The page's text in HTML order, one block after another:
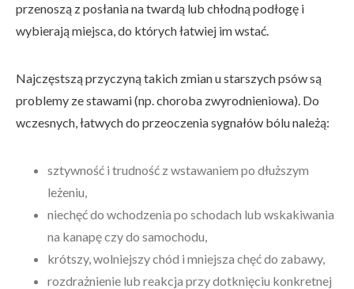
przenoszą z posłania na twardą lub chłodną podłogę i
wybierają miejsca, do których łatwiej im wstać.
Najczęstszą przyczyną takich zmian u starszych psów są
problemy ze stawami (np. choroba zwyrodnieniowa). Do
wczesnych, łatwych do przeoczenia sygnałów bólu należą:
sztywność i trudność z wstawaniem po dłuższym
leżeniu,
niechęć do wchodzenia po schodach lub wskakiwania
na kanapę czy do samochodu,
krótszy, wolniejszy chód i mniejsza chęć do zabawy,
rozdrażnienie lub reakcja przy dotknięciu konkretnej